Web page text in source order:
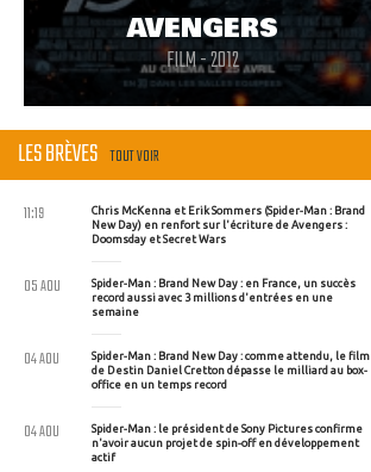
AVENGERS
FILM - 2012
LES BRÈVES TOUT VOIR
Chris McKenna et Erik Sommers (Spider-Man : Brand
New Day) en renfort sur l'écriture de Avengers :
Doomsday et Secret Wars
11:19
Spider-Man : Brand New Day : en France, un succès
record aussi avec 3 millions d'entrées en une
semaine
05 AOU
Spider-Man : Brand New Day : comme attendu, le film
de Destin Daniel Cretton dépasse le milliard au box-
office en un temps record
04 AOU
Spider-Man : le président de Sony Pictures confirme
n'avoir aucun projet de spin-off en développement
actif
04 AOU